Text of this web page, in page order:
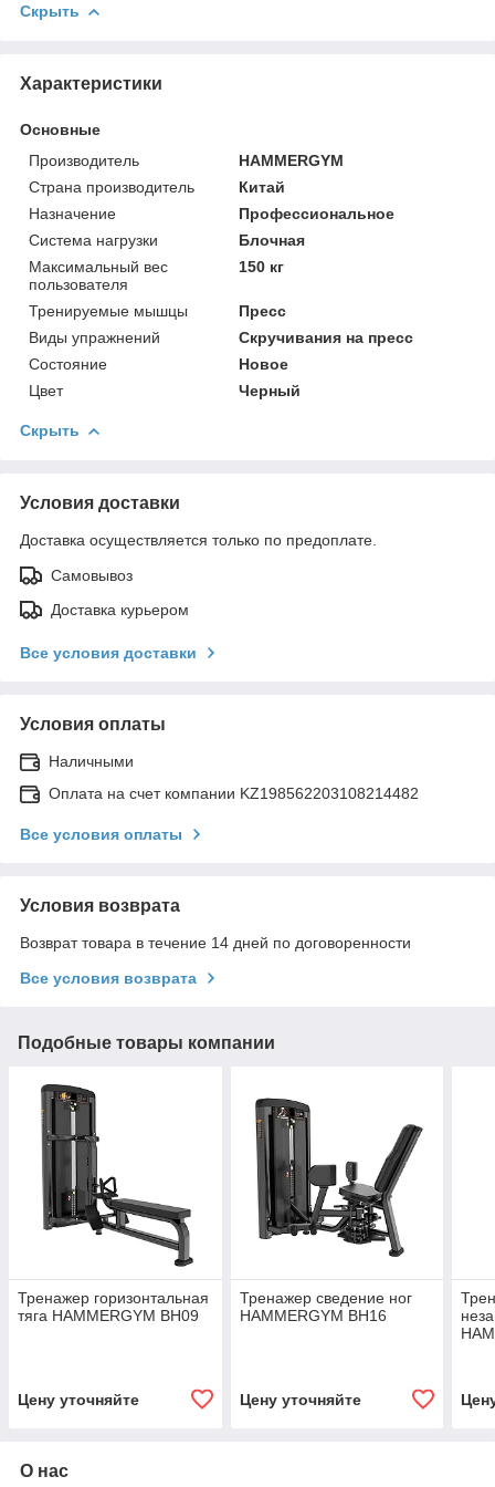
Скрыть
Характеристики
Основные
Производитель
HAMMERGYM
Страна производитель
Китай
Назначение
Профессиональное
Система нагрузки
Блочная
Максимальный вес
пользователя
150 кг
Тренируемые мышцы
Пресс
Виды упражнений
Скручивания на пресс
Состояние
Новое
Цвет
Черный
Скрыть
Условия доставки
Доставка осуществляется только по предоплате.
Самовывоз
Доставка курьером
Все условия доставки
Условия оплаты
Наличными
Оплата на счет компании KZ198562203108214482
Все условия оплаты
Условия возврата
Возврат товара в течение 14 дней по договоренности
Все условия возврата
Подобные товары компании
Тренажер горизонтальная
тяга HAMMERGYM BH09
Цену уточняйте
Тренажер сведение ног
HAMMERGYM BH16
Цену уточняйте
О нас